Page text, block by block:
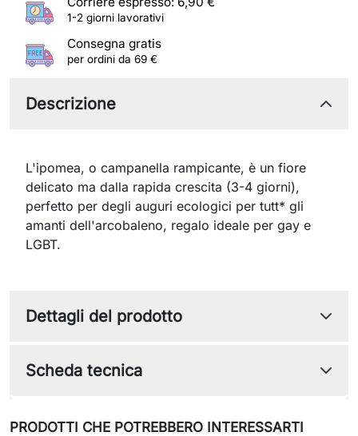
1-2 giorni lavorativi
Consegna gratis
per ordini da 69 €
Descrizione
L'ipomea, o campanella rampicante, è un fiore
delicato ma dalla rapida crescita (3-4 giorni),
perfetto per degli auguri ecologici per tutt* gli
amanti dell'arcobaleno, regalo ideale per gay e
LGBT.
Dettagli del prodotto
Scheda tecnica
PRODOTTI CHE POTREBBERO INTERESSARTI